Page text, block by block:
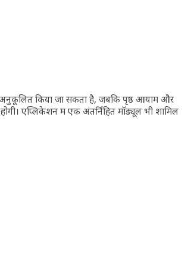
किया जा सकता है, जबकि पृष्ठ आयाम और
एप्लिकेशन में एक अंतर्निहित मॉड्यूल भी शामिल